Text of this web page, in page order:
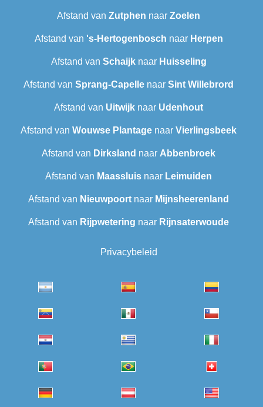
Afstand van Zutphen naar Zoelen
Afstand van 's-Hertogenbosch naar Herpen
Afstand van Schaijknaar Huisseling
Afstand van Sprang-Capelle naar Sint Willebrord
Afstand van Uitwijk naar Udenhout
Afstand van Wouwse Plantage naar Vierlingsbeek
Afstand van Dirksland naar Abbenbroek
Afstand van Maassluis naar Leimuiden
Afstand van Nieuwpoort naar Mijnsheerenland
Afstand van Rijpwetering naar Rijnsaterwoude
Privacybeleid